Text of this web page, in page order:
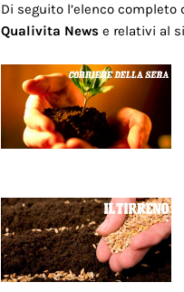
Di seguito l’elenco
Qualivita News e relativi al